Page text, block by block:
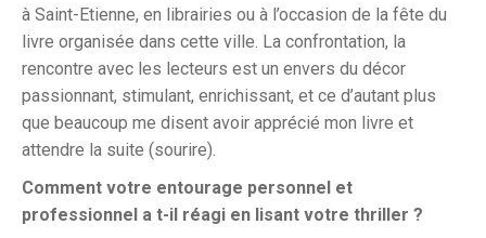
à Saint-Etienne, en librairies ou à l’occasion de la fête du
livre organisée dans cette ville. La confrontation, la
rencontre avec les lecteurs est un envers du décor
passionnant, stimulant, enrichissant, et ce d’autant plus
que beaucoup me disent avoir apprécié mon livre et
attendre la suite (sourire).
Comment votre entourage personnel et
professionnel a t-il réagi en lisant votre thriller ?